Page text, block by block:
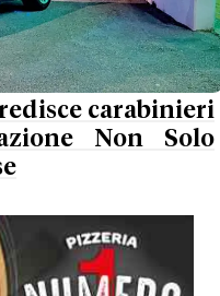
carabinieri
Non Solo